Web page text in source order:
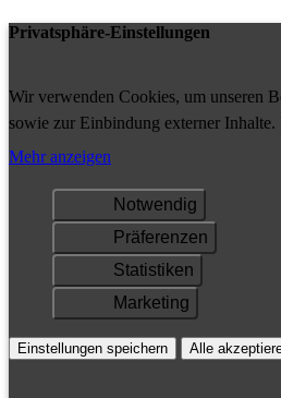
Privatsphäre-Einstellungen
Wir verwenden Cookies, um unseren
sowie zur Einbindung externer
Ihrem Gerät gespeichert und/oder
Mehr anzeigen
Notwendig
Präferenzen
Statistiken
Marketing
Einstellungen speichern Alle